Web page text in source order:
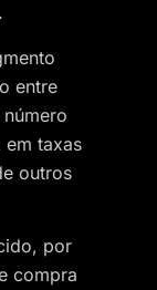
entre
taxas
outros
por
compra